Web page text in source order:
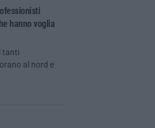
hanno voglia
tanti
al nord e